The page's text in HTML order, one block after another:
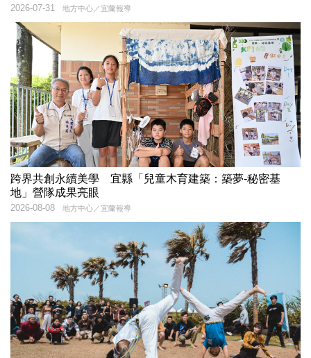
地方中心／宜蘭報導
2026-07-31
跨界共創永續美學 宜縣「兒童木育建築：築夢-秘密基
地」營隊成果亮眼
地方中心／宜蘭報導
2026-08-08